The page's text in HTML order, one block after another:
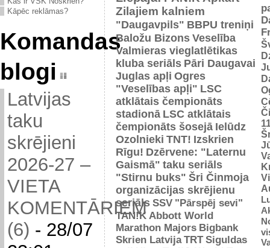
Kāpēc reklāmas?
Komandas
blogi
Latvijas
taku
skrējieni
2026-27 –
VIETA
KOMENTĀRIEM
(6) - 28/07
Zilajiem kalniem
"Daugavpils" BBPU treniņi
Baložu BizonsVeselība
Valmieras vieglatlētikas
kluba seriāls Pāri Daugavai
Juglas apļi Ogres
"Veselības apļi" LSC
atklātais čempionāts
stadionā LSC atklātais
čempionāts šosejā Ielūdz
Ozolnieki TNT! Izskrien
Rīgu! Dzērvene: "Laternu
Gaismā" taku seriāls
"Stirnu buks" Šri Činmoja
organizācijas skrējienu
seriāls SSV "Pārspēj sevi"
TAN!K Abbott World
Marathon Majors Bigbank
Skrien Latvija TRT Siguldas